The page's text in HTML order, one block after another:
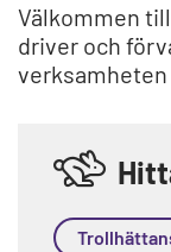
Välkommen
driver och